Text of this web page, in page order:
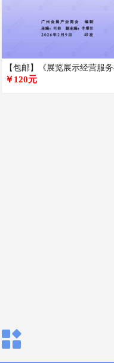
【包邮】《展览展示经营服
业指导标准》 及展览展示服
￥120元